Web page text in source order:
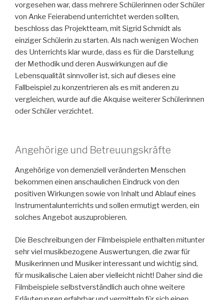
vorgesehen war, dass mehrere Schülerinnen oder Schüler
von Anke Feierabend unterrichtet werden sollten,
beschloss das Projektteam, mit Sigrid Schmidt als
einziger Schülerin zu starten. Als nach wenigen Wochen
des Unterrichts klar wurde, dass es für die Darstellung
der Methodik und deren Auswirkungen auf die
Lebensqualität sinnvoller ist, sich auf dieses eine
Fallbeispiel zu konzentrieren als es mit anderen zu
vergleichen, wurde auf die Akquise weiterer Schülerinnen
oder Schüler verzichtet.
Angehörige und Betreuungskräfte
Angehörige von demenziell veränderten Menschen
bekommen einen anschaulichen Eindruck von den
positiven Wirkungen sowie von Inhalt und Ablauf eines
Instrumentalunterrichts und sollen ermutigt werden, ein
solches Angebot auszuprobieren.
Die Beschreibungen der Filmbeispiele enthalten mitunter
sehr viel musikbezogene Auswertungen, die zwar für
Musikerinnen und Musiker interessant und wichtig sind,
für musikalische Laien aber vielleicht nicht! Daher sind die
Filmbeispiele selbstverständlich auch ohne weitere